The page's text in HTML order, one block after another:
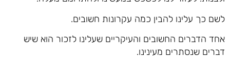
לשם כך עלינו להבין כמה עקרונות חשובים.
אחד הדברים החשובים והעיקריים שעלינו לזכור הוא שיש
דברים שנסתרים מעינינו.